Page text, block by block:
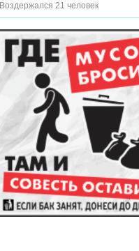
Воздержался 21 человек